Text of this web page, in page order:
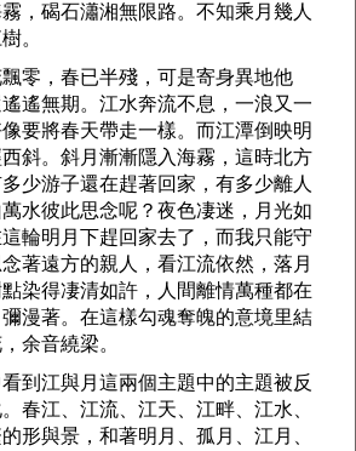
碣石瀟湘無限路。不知乘月幾人
。
，春已半殘，可是寄身異地他
遙無期。江水奔流不息，一浪又一
要將春天帶走一樣。而江潭倒映明
斜。斜月漸漸隱入海霧，這時北方
少游子還在趕著回家，有多少離人
水彼此思念呢？夜色凄迷，月光如
輪明月下趕回家去了，而我只能守
著遠方的親人，看江流依然，落月
染得凄清如許，人間離情萬種都在
漫著。在這樣勾魂奪魄的意境里結
余音繞梁。
江與月這兩個主題中的主題被反
春江、江流、江天、江畔、江水、
形與景，和著明月、孤月、江月、